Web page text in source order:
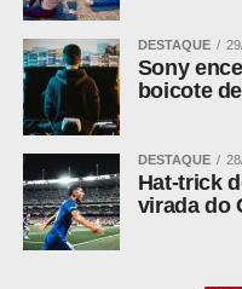
DESTAQUE
Sony
boicote
DESTAQUE
Hat-trick
virada do